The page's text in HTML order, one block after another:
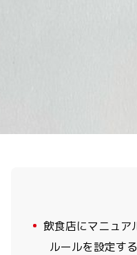
1 飲食店にマニュア
ルールを設定す